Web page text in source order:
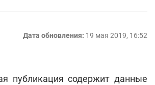
Дата обновления: 19 мая 2019, 16:52
публикация содержит данные